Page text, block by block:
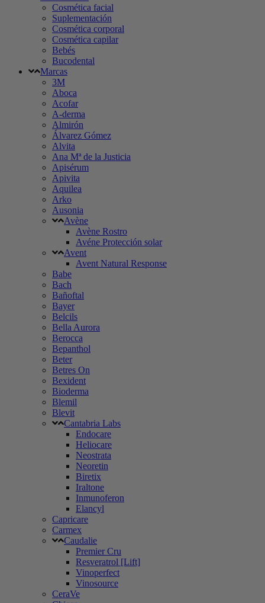
Cosmética facial
Suplementación
Cosmética corporal
Cosmética capilar
Bebés
Bucodental
Marcas
3M
Aboca
Acofar
A-derma
Almirón
Álvarez Gómez
Alvita
Ana Mª de la Justicia
Apisérum
Apivita
Aquilea
Arko
Ausonia
Avène
Avène Rostro
Avéne Protección solar
Avent
Avent Natural Response
Babe
Bach
Bañoftal
Bayer
Belcils
Bella Aurora
Berocca
Bepanthol
Beter
Betres On
Bexident
Bioderma
Blemil
Blevit
Cantabria Labs
Endocare
Heliocare
Neostrata
Neoretin
Biretix
Iraltone
Inmunoferon
Elancyl
Capricare
Carmex
Caudalie
Premier Cru
Resveratrol [Lift]
Vinoperfect
Vinosource
CeraVe